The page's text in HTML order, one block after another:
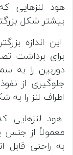
هود لنز‌هایی
بیشتر شکل
این اندازه
برای برداشت
دوربین را به
جلوگیری از
اطراف لنز را
هود لنز‌هایی
معمولاً از جنس
به راحتی قابل